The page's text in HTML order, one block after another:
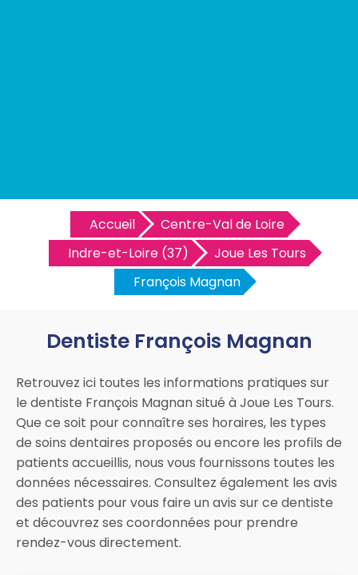
Accueil
Centre-Val de Loire
Indre-et-Loire (37)
Joue Les Tours
François Magnan
Dentiste François Magnan
Retrouvez ici toutes les informations pratiques sur
le dentiste François Magnan situé à Joue Les Tours.
Que ce soit pour connaître ses horaires, les types
de soins dentaires proposés ou encore les profils de
patients accueillis, nous vous fournissons toutes les
données nécessaires. Consultez également les avis
des patients pour vous faire un avis sur ce dentiste
et découvrez ses coordonnées pour prendre
rendez-vous directement.